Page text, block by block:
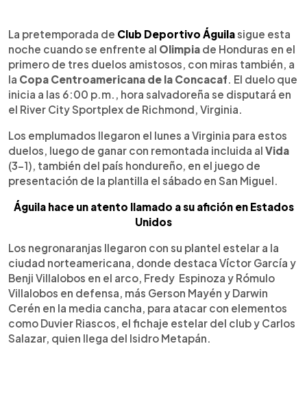
Escuchar artículo
La pretemporada de Club Deportivo Águilasigue esta
noche cuando se enfrente al Olimpia de Honduras en el
primero de tres duelos amistosos, con miras también, a
la Copa Centroamericana de la Concacaf . El duelo que
inicia a las 6:00 p.m., hora salvadoreña se disputará en
el River City Sportplex de Richmond, Virginia.
Los emplumados llegaron el lunes a Virginia para estos
duelos, luego de ganar con remontada incluida al Vida
(3-1), también del país hondureño, en el juego de
presentación de la plantilla el sábado en San Miguel.
Águila hace un atento llamado a su afición en Estados
Unidos
Los negronaranjas llegaron con su plantel estelar a la
ciudad norteamericana, donde destaca Víctor García y
Benji Villalobos en el arco, Fredy Espinoza y Rómulo
Villalobos en defensa, más Gerson Mayén y Darwin
Cerén en la media cancha, para atacar con elementos
como Duvier Riascos, el fichaje estelar del club y Carlos
Salazar, quien llega del Isidro Metapán.